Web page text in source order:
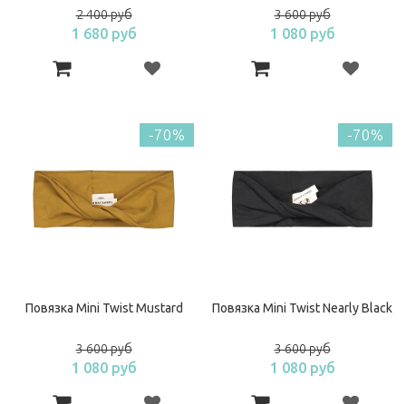
2 400 руб
1 680 руб
3 600 руб
1 080 руб
-70%
Повязка Mini Twist Mustard
3 600 руб
1 080 руб
-70%
Повязка Mini Twist Nearly Black
3 600 руб
1 080 руб